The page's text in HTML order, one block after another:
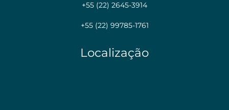
+55 (22) 2645-3914
+55 (22) 99785-1761
Localização